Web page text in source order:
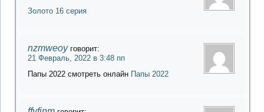
Золото 16 серия
nzmweoy говорит:
21 Февраль, 2022 в 3:48 пп
Папы 2022 смотреть онлайн Папы 2022